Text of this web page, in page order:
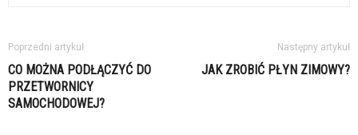
Poprzedni artykuł
CO MOŻNA PODŁĄCZYĆ DO
PRZETWORNICY
SAMOCHODOWEJ?
Następny artykuł
JAK ZROBIĆ PŁYN ZIMOWY?